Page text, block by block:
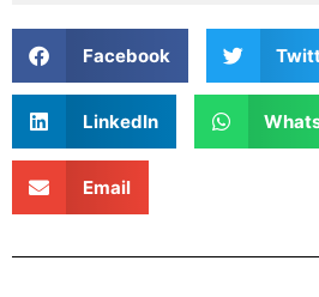
Facebook
LinkedIn
Email